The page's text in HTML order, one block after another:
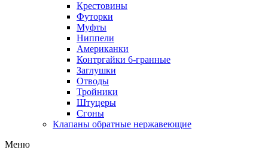
Крестовины
Футорки
Муфты
Ниппели
Американки
Контргайки 6-гранные
Заглушки
Отводы
Тройники
Штуцеры
Сгоны
Клапаны обратные нержавеющие
Меню